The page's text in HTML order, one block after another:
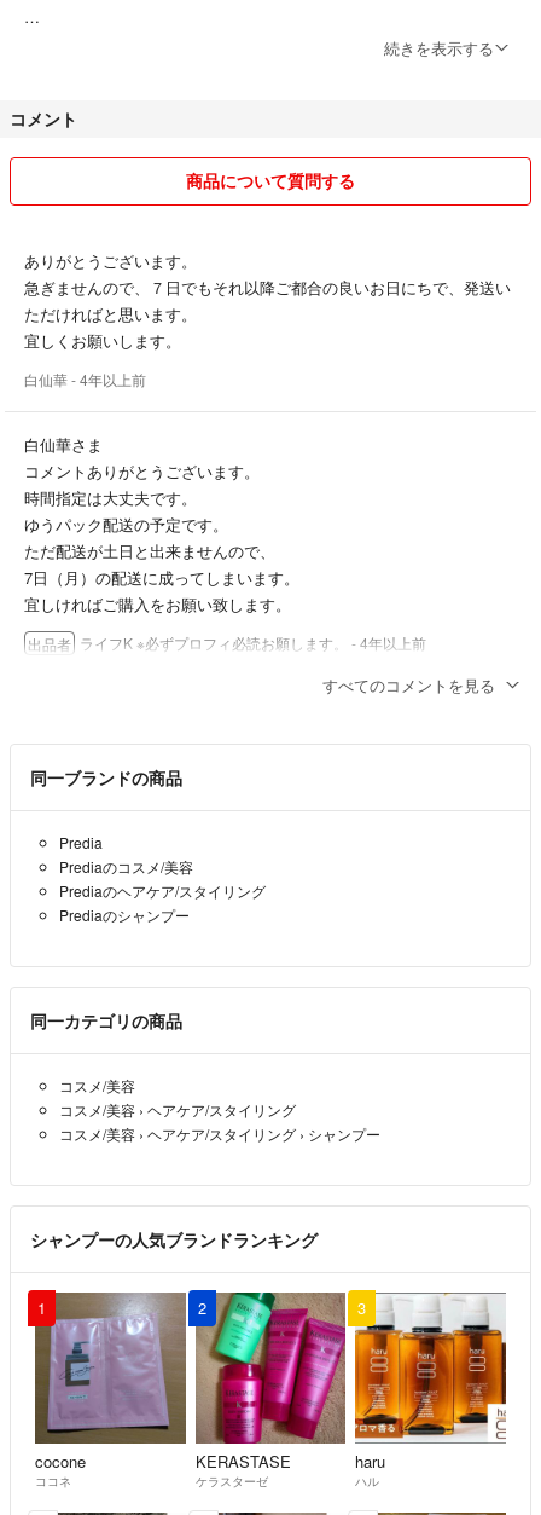
・組み合わせ・出品してない他の気になるプレディアシリーズ等が
・化粧品の肌クレームは受付けておりません。
・肌に異常、またはアレルギーがでた場合でも
☆ 発送について
・配送はお支払い完了後（土曜・日曜・祝日を除く）2〜5日以内とな
・レターパックプラスは対面（手渡し）でのお届けとなります。
（ご購入後にお留守などで数日お受取が遅れる方は郵便局での、
保管期限がありますのでご相談の上、ご購入をお願い致します。）
・レターパック配送の場合お品に厚みがありますので、
レターパックではどうしても綺麗に封が出来ず歪んでしまいます。
外見が良く見えませんがご了承くださいませ<(＿ ＿)>
・できるだけ安い値段でご提供させて頂く為［リサイクル箱・パッキ
ン］を
使用させて頂いています。
・発送中のトラブルは責任を負えませんのでご了承ください。
・諸事情により遅延してしまう場合は、取引メッセージより連絡致しま
到着日・到着翌日にお願いいたします。
評価で到着確認しております。ご協力ください。
☆ご注意
※個人が保管している物なので細かな事を気にされる方
ご購入をご遠慮下さいませ。
※仕事等により、コメント、発送が遅れる場合がございます
◎出品でわからないことがありましたらコメントにてお願い致します。
続きを表示する
コメント
商品について質問する
ありがとうございます。
急ぎませんので、７日でもそれ以降ご都合の良いお日にちで、発送い
ただければと思います。
宜しくお願いします。
白仙華- 4年以上前
白仙華さま
コメントありがとうございます。
時間指定は大丈夫です。
ゆうパック配送の予定です。
ただ配送が土日と出来ませんので、
7日（月）の配送に成ってしまいます。
宜しければご購入をお願い致します。
出品者 ライフK ※必ずプロフィ必読お願します。 - 4年以上前
20〜21時到着で発送をお願いできますか？？
すべてのコメントを見る
同一ブランドの商品
Predia
Prediaのコスメ/美容
Prediaのヘアケア/スタイリング
Prediaのシャンプー
同一カテゴリの商品
コスメ/美容
コスメ/美容 › ヘアケア/スタイリング
コスメ/美容 › ヘアケア/スタイリング › シャンプー
シャンプーの人気ブランドランキング
1
cocone
ココネ
2
KERASTASE
ケラスターゼ
3
haru
ハル